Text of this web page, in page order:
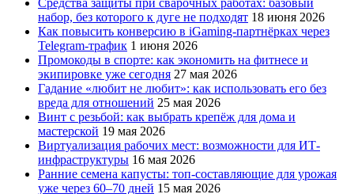
набор, без которого к дуге не подходят 18 июня 2026
Как повысить конверсию в iGaming-партнёрках через
Telegram-трафик 1 июня 2026
Промокоды в спорте: как экономить на фитнесе и
экипировке уже сегодня 27 мая 2026
Гадание «любит не любит»: как использовать его без
вреда для отношений 25 мая 2026
Винт с резьбой: как выбрать крепёж для дома и
мастерской 19 мая 2026
Виртуализация рабочих мест: возможности для ИТ-
инфраструктуры 16 мая 2026
Ранние семена капусты: топ‑составляющие для урожая
уже через 60–70 дней 15 мая 2026